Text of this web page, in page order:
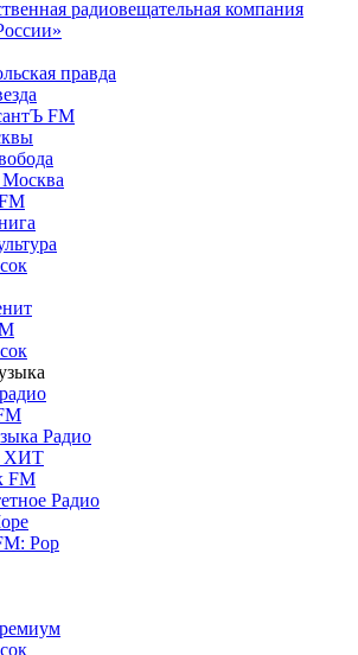
радиовещательная компания
правда
FM
Москва
Радио
ХИТ
FM
Радио
Pop